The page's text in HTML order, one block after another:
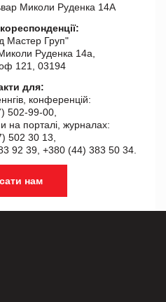
Миколи Руденка 14А
Мастер Груп"
Руденка 14а,
121, 03194
для:
конференцій:
502-99-00,
на порталі, журналах:
502 30 13,
92 39, +380 (44) 383 50 34.
нам